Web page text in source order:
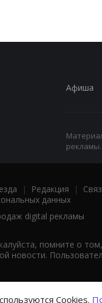
Афиша
рекламы.
| Редакция |
данных
digital рекламы
помните о
новости.
Cookies.